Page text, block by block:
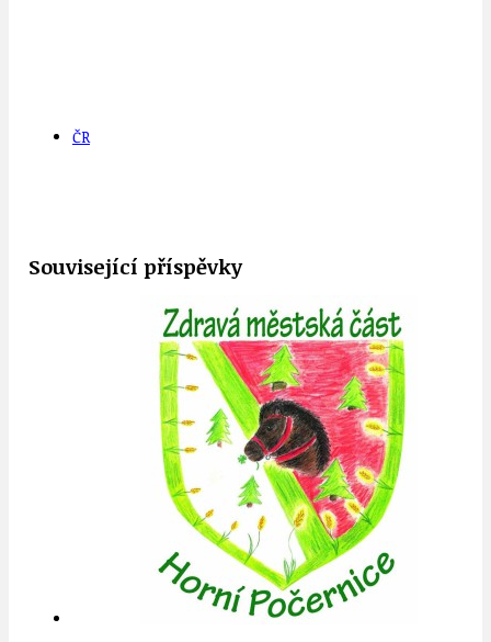
ČR
Související příspěvky